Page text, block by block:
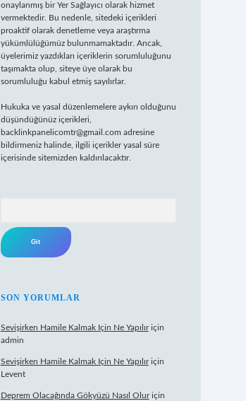
onaylanmış bir Yer Sağlayıcı olarak hizmet
vermektedir. Bu nedenle, sitedeki içerikleri
proaktif olarak denetleme veya araştırma
yükümlülüğümüz bulunmamaktadır. Ancak,
üyelerimiz yazdıkları içeriklerin sorumluluğunu
taşımakta olup, siteye üye olarak bu
sorumluluğu kabul etmiş sayılırlar.
Hukuka ve yasal düzenlemelere aykırı olduğunu
düşündüğünüz içerikleri,
backlinkpanelicomtr@gmail.com adresine
bildirmeniz halinde, ilgili içerikler yasal süre
içerisinde sitemizden kaldırılacaktır.
SON YORUMLAR
Sevişirken Hamile Kalmak Için Ne Yapılıriçin
admin
Sevişirken Hamile Kalmak Için Ne Yapılıriçin
Levent
Deprem Olacağında Gökyüzü Nasıl Oluriçin